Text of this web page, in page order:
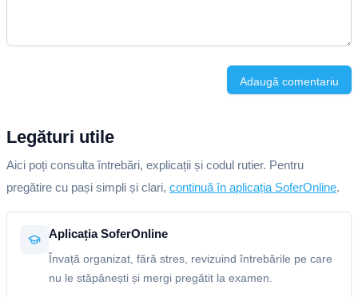
Adaugă comentariu
Legături utile
Aici poți consulta întrebări, explicații și codul rutier. Pentru
pregătire cu pași simpli și clari, continuă în aplicația SoferOnline.
Aplicația SoferOnline
Învață organizat, fără stres, revizuind întrebările pe care
nu le stăpânești și mergi pregătit la examen.